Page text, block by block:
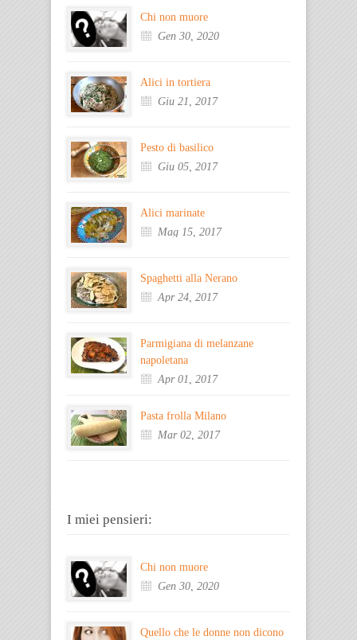
Chi non muore
Gen 30, 2020
Alici in tortiera
Giu 21, 2017
Pesto di basilico
Giu 05, 2017
Alici marinate
Mag 15, 2017
Spaghetti alla Nerano
Apr 24, 2017
Parmigiana di melanzane
napoletana
Apr 01, 2017
Pasta frolla Milano
Mar 02, 2017
I miei pensieri:
Chi non muore
Gen 30, 2020
Quello che le donne non dicono